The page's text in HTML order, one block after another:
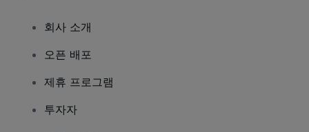
회사 소개
오픈 배포
제휴 프로그램
투자자